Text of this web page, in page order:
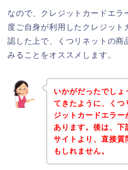
なので、クレジットカードエラ
度ご自身が利用したクレジット
認した上で、くつリネットの商
みることをオススメします。
いかがだったでしょ
てきたように、くつ
ジットカードエラー
あります。後は、
サイトより、直接質
もしれません。